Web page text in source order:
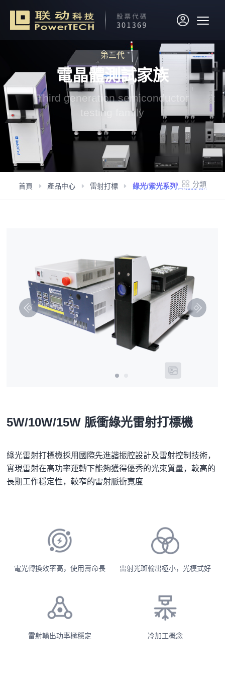
第三代
電晶體測試家族
Third generation semiconductor
testing family
首頁 產品中心 雷射打標 綠光/紫光系列雷射打標機
分類
5W/10W/15W 脈衝綠光雷射打標機
綠光雷射打標機採用國際先進諧振腔設計及雷射控制技術，
實現雷射在高功率運轉下能夠獲得優秀的光束質量，較高的
長期工作穩定性，較窄的雷射脈衝寬度
電光轉換效率高，使用壽命長 雷射光斑輸出極小，光模式好
雷射輸出功率極穩定 冷加工概念